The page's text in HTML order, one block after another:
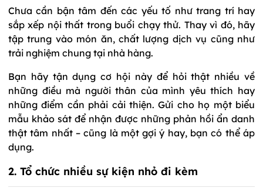
Chưa cần bận tâm đến các yếu tố như trang trí hay
sắp xếp nội thất trong buổi chạy thử. Thay vì đó, hãy
tập trung vào món ăn, chất lượng dịch vụ cũng như
trải nghiệm chung tại nhà hàng.
Bạn hãy tận dụng cơ hội này để hỏi thật nhiều về
những điều mà người thân của mình yêu thích hay
những điểm cần phải cải thiện. Gửi cho họ một biểu
mẫu khảo sát để nhận được những phản hồi ẩn danh
thật tâm nhất – cũng là một gợi ý hay, bạn có thể áp
dụng.
2. Tổ chức nhiều sự kiện nhỏ đi kèm